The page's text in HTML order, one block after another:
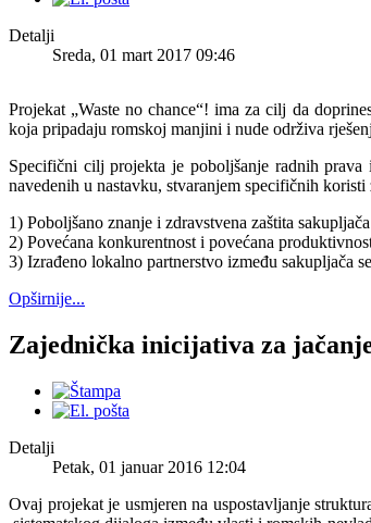
Detalji
Sreda, 01 mart 2017 09:46
Projekat „Waste no chance“! ima za cilj da
koja pripadaju romskoj manjini i nude održiva
Specifični cilj projekta je poboljšanje radnih
navedenih u nastavku, stvaranjem specifičnih
1) Poboljšano znanje i zdravstvena zaštita
2) Povećana konkurentnost i povećana
3) Izrađeno lokalno partnerstvo između sakupljača
Opširnije...
Zajednička inicijativa za
Detalji
Petak, 01 januar 2016 12:04
Ovaj projekat je usmjeren na uspostavljanje